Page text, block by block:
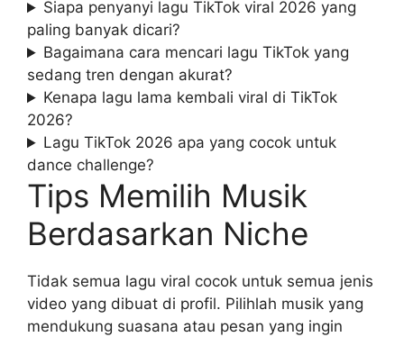
Siapa penyanyi lagu TikTok viral 2026 yang
paling banyak dicari?
Bagaimana cara mencari lagu TikTok yang
sedang tren dengan akurat?
Kenapa lagu lama kembali viral di TikTok
2026?
Lagu TikTok 2026 apa yang cocok untuk
dance challenge?
Tips Memilih Musik
Berdasarkan Niche
Tidak semua lagu viral cocok untuk semua jenis
video yang dibuat di profil. Pilihlah musik yang
mendukung suasana atau pesan yang ingin